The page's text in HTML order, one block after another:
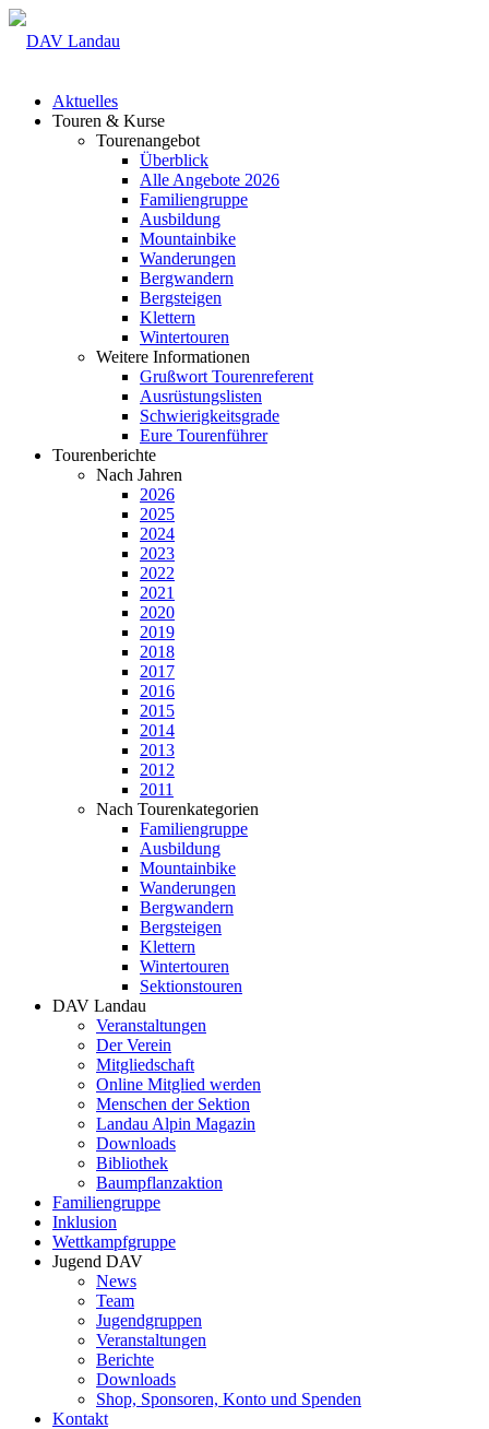
Aktuelles
Touren & Kurse
Tourenangebot
Überblick
Alle Angebote 2026
Familiengruppe
Ausbildung
Mountainbike
Wanderungen
Bergwandern
Bergsteigen
Klettern
Wintertouren
Weitere Informationen
Grußwort Tourenreferent
Ausrüstungslisten
Schwierigkeitsgrade
Eure Tourenführer
Tourenberichte
Nach Jahren
2026
2025
2024
2023
2022
2021
2020
2019
2018
2017
2016
2015
2014
2013
2012
2011
Nach Tourenkategorien
Familiengruppe
Ausbildung
Mountainbike
Wanderungen
Bergwandern
Bergsteigen
Klettern
Wintertouren
Sektionstouren
DAV Landau
Veranstaltungen
Der Verein
Mitgliedschaft
Online Mitglied werden
Menschen der Sektion
Landau Alpin Magazin
Downloads
Bibliothek
Baumpflanzaktion
Familiengruppe
Inklusion
Wettkampfgruppe
Jugend DAV
News
Team
Jugendgruppen
Veranstaltungen
Berichte
Downloads
Shop, Sponsoren, Konto und Spenden
Kontakt